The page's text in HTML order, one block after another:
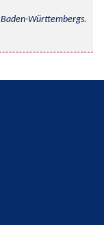
Württembergs.